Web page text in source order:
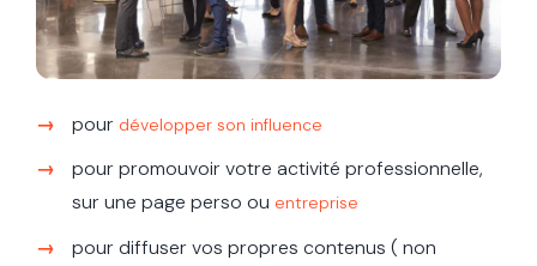
pour développer son influence
pour promouvoir votre activité professionnelle,
sur une page perso ou entreprise
pour diffuser vos propres contenus ( non